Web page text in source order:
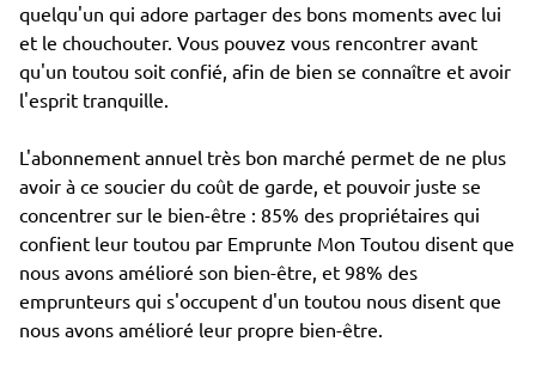
quelqu'un qui adore partager des bons moments avec lui
et le chouchouter. Vous pouvez vous rencontrer avant
qu'un toutou soit confié, afin de bien se connaître et avoir
l'esprit tranquille.
L'abonnement annuel très bon marché permet de ne plus
avoir à ce soucier du coût de garde, et pouvoir juste se
concentrer sur le bien-être : 85% des propriétaires qui
confient leur toutou par Emprunte Mon Toutou disent que
nous avons amélioré son bien-être, et 98% des
emprunteurs qui s'occupent d'un toutou nous disent que
nous avons amélioré leur propre bien-être.